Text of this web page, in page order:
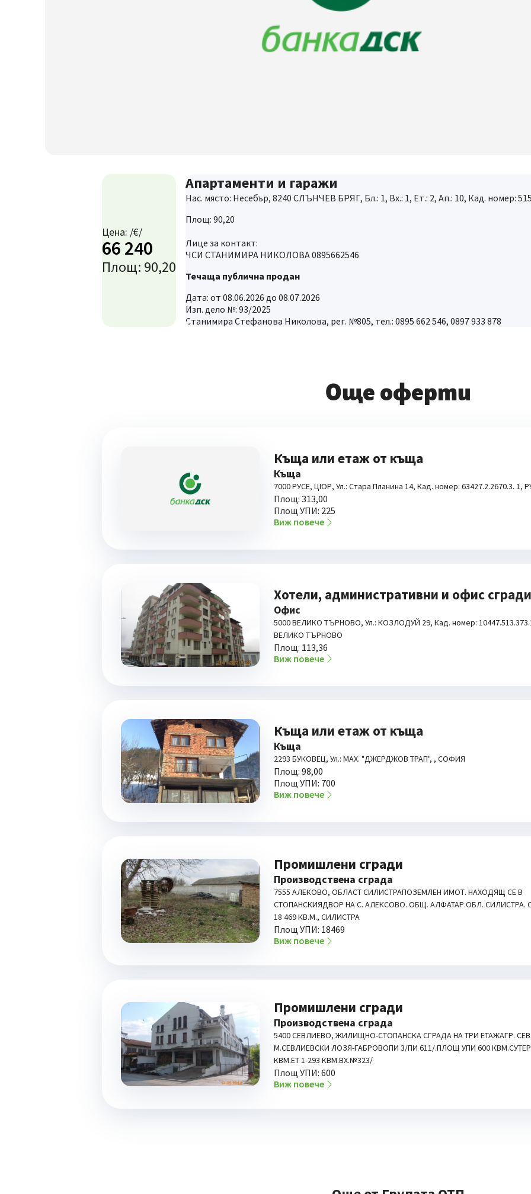
Цена: /€/
66 240
Площ: 90,20
Апартаменти и гаражи
Нас. място: Несебър, 8240 СЛЪНЧЕВ БРЯГ, Бл.: 1, Вх.: 1, Ет.: 2, Ап.: 10, Кад. номер:
Площ: 90,20
Лице за контакт:
ЧСИ СТАНИМИРА НИКОЛОВА 0895662546
Течаща публична продан
Дата: от 08.06.2026 до 08.07.2026
Изп. дело №: 93/2025
Станимира Стефанова Николова, рег. №805, тел.: 0895 662 546, 0897 933 878
Още оферти
Къща или етаж от къща
Къща
7000 РУСЕ, ЦЮР, Ул.: Стара Планина 14, Кад. номер: 63427.2.2670.3. 1,
Площ: 313,00
Площ УПИ: 225
Виж повече
Хотели, административни и офис сгради
Офис
5000 ВЕЛИКО ТЪРНОВО, Ул.: КОЗЛОДУЙ 29, Кад. номер:
ВЕЛИКО ТЪРНОВО
Площ: 113,36
Виж повече
Къща или етаж от къща
Къща
2293 БУКОВЕЦ, Ул.: МАХ. "ДЖЕРДЖОВ ТРАП", , СОФИЯ
Площ: 98,00
Площ УПИ: 700
Виж повече
Промишлени сгради
Производствена сграда
7555 АЛЕКОВО, ОБЛАСТ СИЛИСТРАПОЗЕМЛЕН ИМОТ. НАХОДЯЩ СЕ В
СТОПАНСКИЯДВОР НА С. АЛЕКСОВО. ОБЩ. АЛФАТАР.ОБЛ. СИЛИСТРА.
18 469 КВ.М., СИЛИСТРА
Площ УПИ: 18469
Виж повече
Промишлени сгради
Производствена сграда
5400 СЕВЛИЕВО, ЖИЛИЩНО-СТОПАНСКА СГРАДА НА ТРИ ЕТАЖАГР.
М.СЕВЛИЕВСКИ ЛОЗЯ-ГАБРОВОПИ 3/ПИ 611/.ПЛОЩ УПИ 600
КВМ.ЕТ 1-293 КВМ.ВХ.№323/
Площ УПИ: 600
Виж повече